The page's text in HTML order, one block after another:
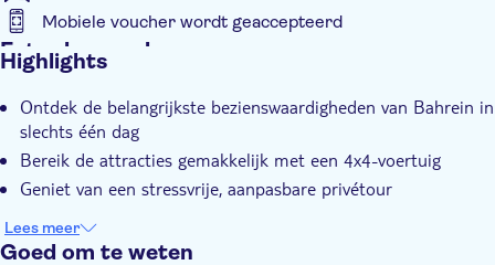
Mobiele voucher wordt geaccepteerd
Extra kenmerken
Tour met gids
E-Voucher
Hotel pick-up
Highlights
Ontdek de belangrijkste bezienswaardigheden van Bahrein in
slechts één dag
Bereik de attracties gemakkelijk met een 4x4-voertuig
Geniet van een stressvrije, aanpasbare privétour
Lees meer
Goed om te weten